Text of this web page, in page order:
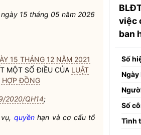
15 tháng 05 năm 2026
15 THÁNG 12 NĂM 2021
MỘT SỐ ĐIỀU CỦA LUẬT
HỢP ĐỒNG
2020/QH14;
quyềnhạn và cơ cấu tổ
việc
ban
Số
Ngày
Số
Tình